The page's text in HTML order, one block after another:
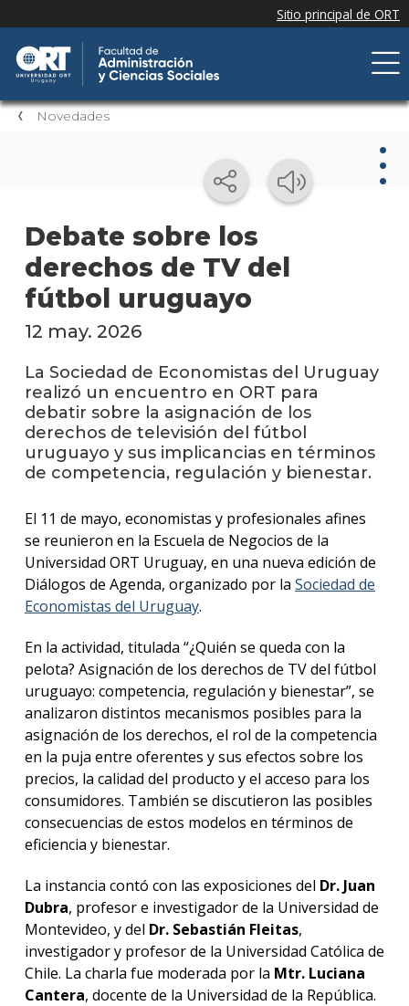
Novedades
Debate sobre los
derechos de TV del
fútbol uruguayo
12 may. 2026
La Sociedad de Economistas del Uruguay
realizó un encuentro en ORT para
debatir sobre la asignación de los
derechos de televisión del fútbol
uruguayo y sus implicancias en términos
de competencia, regulación y bienestar.
El 11 de mayo, economistas y profesionales afines
se reunieron en la Escuela de Negocios de la
Universidad ORT Uruguay, en una nueva edición de
Diálogos de Agenda, organizado por la Sociedad de
Economistas del Uruguay.
En la actividad, titulada “¿Quién se queda con la
pelota? Asignación de los derechos de TV del fútbol
uruguayo: competencia, regulación y bienestar”, se
analizaron distintos mecanismos posibles para la
asignación de los derechos, el rol de la competencia
en la puja entre oferentes y sus efectos sobre los
precios, la calidad del producto y el acceso para los
consumidores. También se discutieron las posibles
consecuencias de estos modelos en términos de
eficiencia y bienestar.
La instancia contó con las exposiciones del Dr. Juan
Dubra, profesor e investigador de la Universidad de
Montevideo, y del Dr. Sebastián Fleitas,
investigador y profesor de la Universidad Católica de
Chile. La charla fue moderada por la Mtr. Luciana
Cantera, docente de la Universidad de la República.